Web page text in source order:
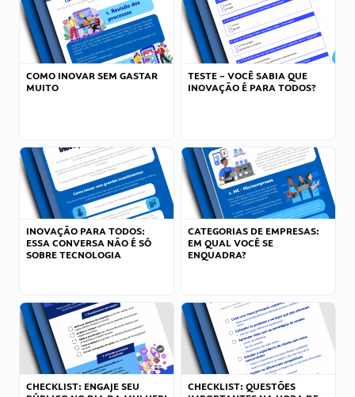
COMO INOVAR SEM GASTAR
MUITO
TESTE – VOCÊ SABIA QUE
INOVAÇÃO É PARA TODOS?
INOVAÇÃO PARA TODOS:
ESSA CONVERSA NÃO É SÓ
SOBRE TECNOLOGIA
CATEGORIAS DE EMPRESAS:
EM QUAL VOCÊ SE
ENQUADRA?
CHECKLIST: ENGAJE SEU
CHECKLIST: QUESTÕES